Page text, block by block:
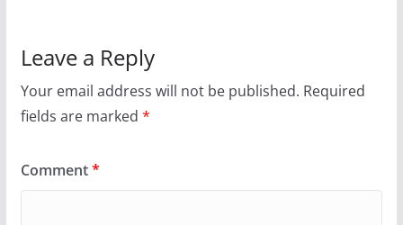
Leave a Reply
Your email address will not be published. Required
fields are marked *
Comment*